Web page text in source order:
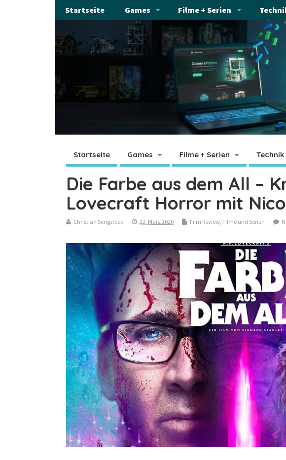
Startseite Games Filme + Serien
Startseite Games Filme + Serien
Die Farbe aus dem All –
Lovecraft Horror mit
Christian Sengstock 22. März 2020 Film Review Filme und Serien